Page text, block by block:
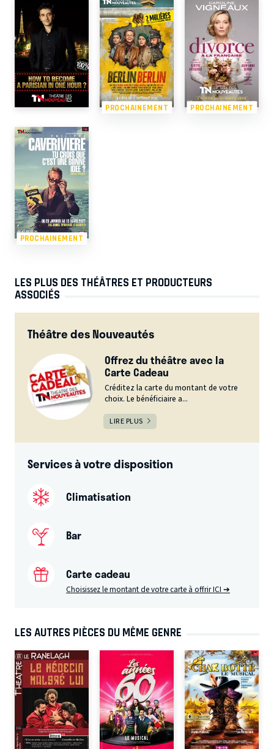
PROCHAINEMENT PROCHAINEMENT
PROCHAINEMENT
LES PLUS DES THÉÂTRES ET PRODUCTEURS
ASSOCIÉS
Théâtre des Nouveautés
Offrez du théâtre avec la
Carte Cadeau
Créditez la carte du montant de votre
choix. Le bénéficiaire a...
LIRE PLUS
Services à votre disposition
Climatisation
Bar
Carte cadeau
Choisissez le montant de votre carte à offrirICI ➔
LES AUTRES PIÈCES DU MÊME GENRE